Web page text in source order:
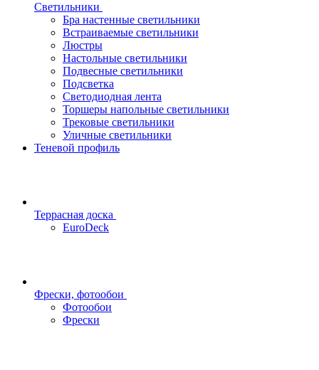
Светильники
Бра настенные светильники
Встраиваемые светильники
Люстры
Настольные светильники
Подвесные светильники
Подсветка
Светодиодная лента
Торшеры напольные светильники
Трековые светильники
Уличные светильники
Теневой профиль
Террасная доска
EuroDeck
Фрески, фотообои
Фотообои
Фрески